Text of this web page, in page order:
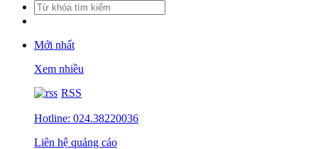
Mới nhất
Xem nhiều
RSS
Hotline: 024.38220036
Liên hệ quảng cáo